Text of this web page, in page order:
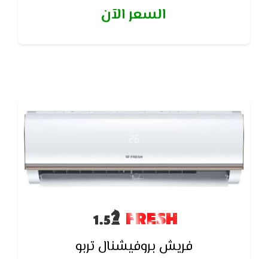
على اقل ضغط للكهرباء بالاضافه إلى وايضا تصميم
السعر الآن
FRESH
فريش بروفيشنال تربو